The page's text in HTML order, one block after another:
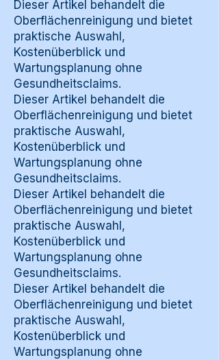
Dieser Artikel behandelt die
Oberflächenreinigung und bietet
praktische Auswahl,
Kostenüberblick und
Wartungsplanung ohne
Gesundheitsclaims.
Dieser Artikel behandelt die
Oberflächenreinigung und bietet
praktische Auswahl,
Kostenüberblick und
Wartungsplanung ohne
Gesundheitsclaims.
Dieser Artikel behandelt die
Oberflächenreinigung und bietet
praktische Auswahl,
Kostenüberblick und
Wartungsplanung ohne
Gesundheitsclaims.
Dieser Artikel behandelt die
Oberflächenreinigung und bietet
praktische Auswahl,
Kostenüberblick und
Wartungsplanung ohne